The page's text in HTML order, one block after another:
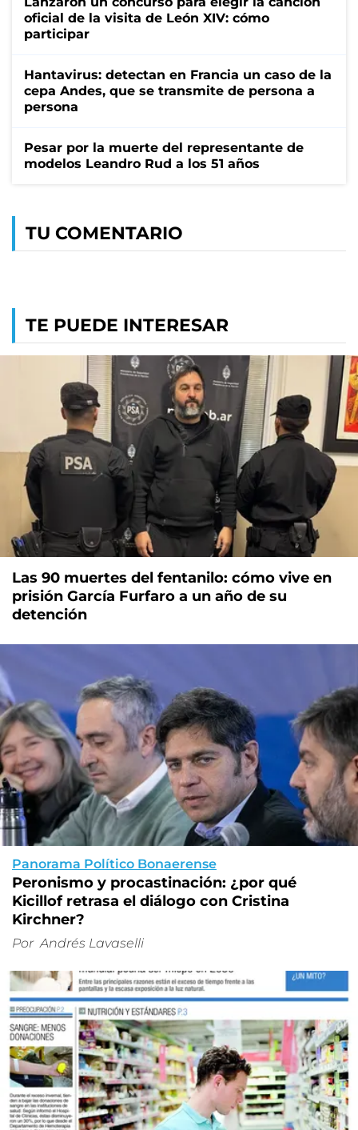
oficial de la visita de León XIV: cómo
participar
Hantavirus: detectan en Francia un caso de la
cepa Andes, que se transmite de persona a
persona
Pesar por la muerte del representante de
modelos Leandro Rud a los 51 años
TU COMENTARIO
TE PUEDE INTERESAR
Las 90 muertes del fentanilo: cómo vive en
prisión García Furfaro a un año de su
detención
Panorama Político Bonaerense
Peronismo y procastinación: ¿por qué
Kicillof retrasa el diálogo con Cristina
Kirchner?
Por Andrés Lavaselli